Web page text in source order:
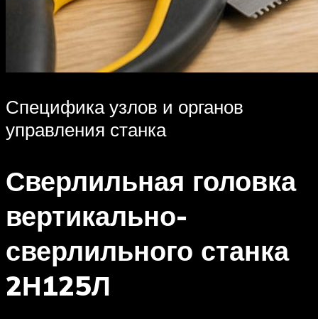
Специфика узлов и органов
управления станка
Сверлильная головка
вертикально-
сверлильного станка
2Н125Л